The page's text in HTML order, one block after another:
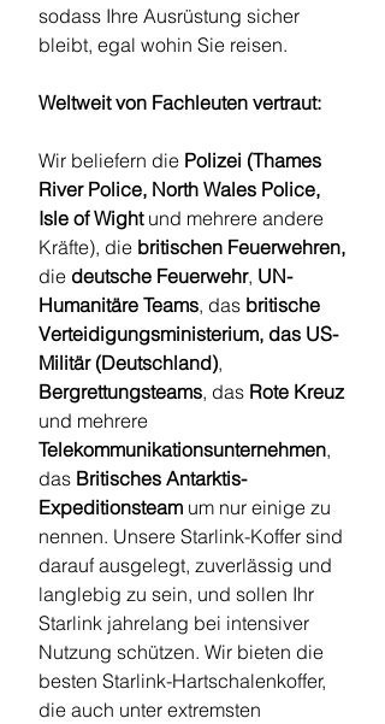
sodass Ihre Ausrüstung sicher
bleibt, egal wohin Sie reisen.
Weltweit von Fachleuten vertraut:
Wir beliefern die Polizei (Thames
River Police, North Wales Police,
Isle of Wight und mehrere andere
Kräfte), die britischen Feuerwehren,
die deutsche Feuerwehr, UN-
Humanitäre Teams, das britische
Verteidigungsministerium, das US-
Militär (Deutschland),
Bergrettungsteams, das Rote Kreuz
und mehrere
Telekommunikationsunternehmen,
das Britisches Antarktis-
Expeditionsteam um nur einige zu
nennen. Unsere Starlink-Koffer sind
darauf ausgelegt, zuverlässig und
langlebig zu sein, und sollen Ihr
Starlink jahrelang bei intensiver
Nutzung schützen. Wir bieten die
besten Starlink-Hartschalenkoffer,
die auch unter extremsten